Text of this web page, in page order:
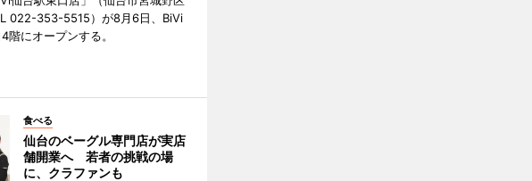
022-353-5515）が8月6日、BiVi
階にオープンする。
食べる
仙台のベーグル専門店が実店
舗開業へ 若者の挑戦の場
に、クラファンも